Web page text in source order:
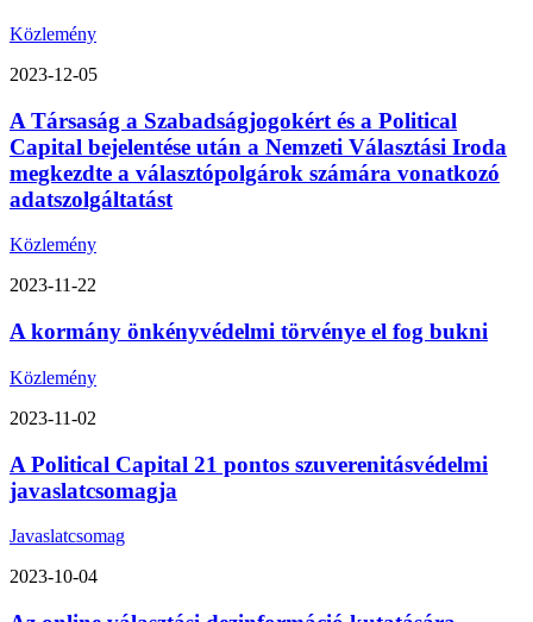
Közlemény
2023-12-05
A Társaság a Szabadságjogokért és a Political
Capital bejelentése után a Nemzeti Választási Iroda
megkezdte a választópolgárok számára vonatkozó
adatszolgáltatást
Közlemény
2023-11-22
A kormány önkényvédelmi törvénye el fog bukni
Közlemény
2023-11-02
A Political Capital 21 pontos szuverenitásvédelmi
javaslatcsomagja
Javaslatcsomag
2023-10-04